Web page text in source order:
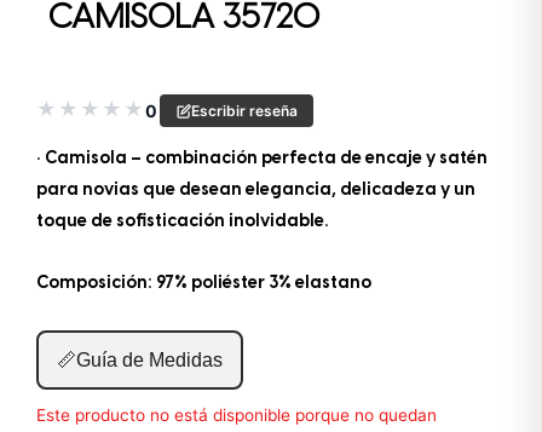
CAMISOLA 35720
★ ★ ★ ★ ★0 Escribir reseña
• Camisola – combinación perfecta de encaje y satén
para novias que desean elegancia, delicadeza y un
toque de sofisticación inolvidable.
Composición: 97% poliéster 3% elastano
📏Guía de Medidas
Este producto no está disponible porque no quedan